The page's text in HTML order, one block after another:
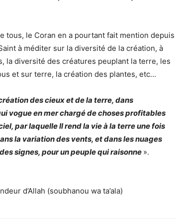
tous, le Coran en a pourtant fait mention depuis
à méditer sur la diversité de la création, à
la diversité des créatures peuplant la terre, les
et sur terre, la création des plantes, etc…
des cieux et de la terre, dans
vogue en mer chargé de choses profitables
par laquelle Il rend la vie à la terre une fois
la variation des vents, et dans les nuages
signes, pour un peuple qui raisonne ».
d’Allah (soubhanou wa ta’ala)